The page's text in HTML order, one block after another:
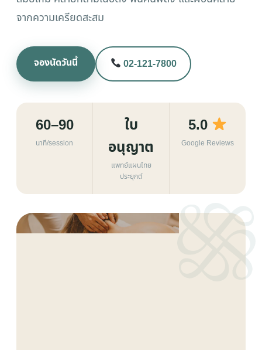
จากความเครียดสะสม
จองนัดวันนี้ 02-121-7800
60–90
นาที/session
ใบ
อนุญาต
แพทย์แผนไทย
ประยุกต์
5.0
Google Reviews
THAI MASSAGE · TREATMENT PHOTO